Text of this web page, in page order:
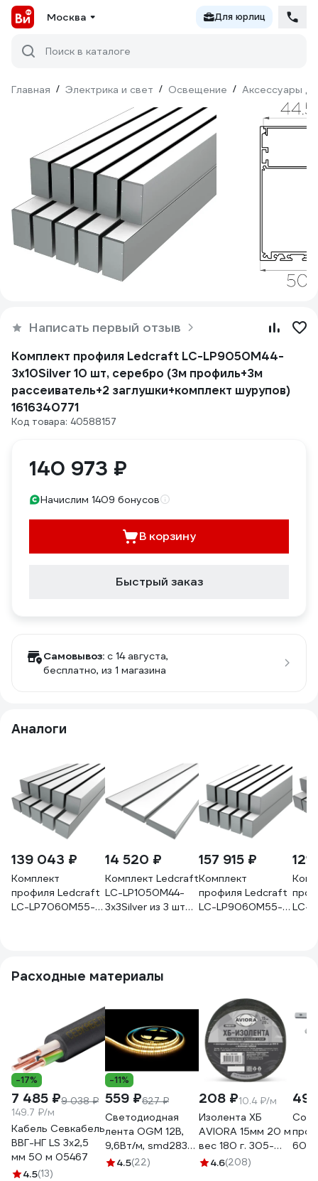
Москва Для юрлиц
Поиск в каталоге
Главная / Электрика и свет / Освещение / Аксессуары
Написать первый отзыв
Комплект профиля Ledcraft LC-LP9050M44-
3x10Silver 10 шт, серебро (3м профиль+3м
рассеиватель+2 заглушки+комплект шурупов)
1616340771
Код товара: 40588157
140 973 ₽
Начислим 1409 бонусов
В корзину
Быстрый заказ
Самовывоз: c 14 августа,
бесплатно, из 1 магазина
Аналоги
139 043 ₽
Комплект
профиля Ledcraft
LC-LP7060M55-
заглушки+комплект
14 520 ₽
Комплект Ledcraft
LC-LP1050M44-
3x3Silver из 3 шт
1616340238
157 915 ₽
Комплект
профиля Ledcraft
LC-LP9060M55-
1616340770
LC-
Расходные материалы
-17%
7 485 ₽9 038 ₽
149.7 ₽/м
Кабель Севкабель
ВВГ-НГ LS 3х2,5
мм 50 м 05467
4.5(13)
-11%
559 ₽627 ₽
Светодиодная
лента OGM 12В,
9,6Вт/м, smd2835,
120д/м, ip65, 7лм/
4.5(22)
208 ₽10.4 ₽/м
Изолента ХБ
AVIORA 15мм 20 м
вес 180 г. 305-
0654.6(208)